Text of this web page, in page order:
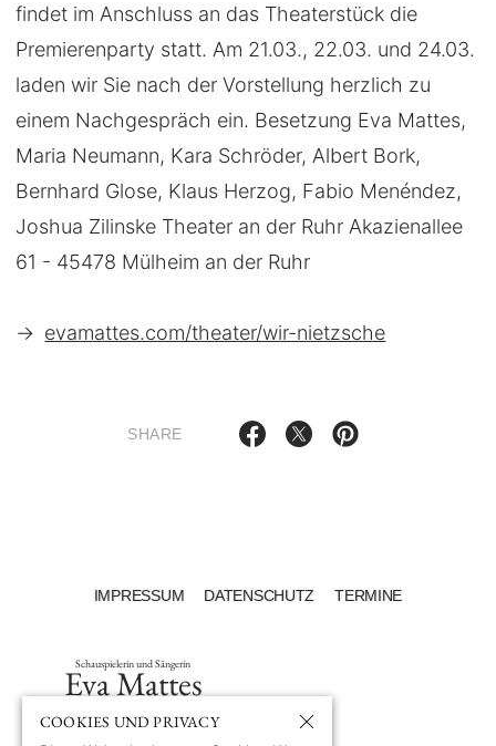
findet im Anschluss an das Theaterstück die
Premierenparty statt. Am 21.03., 22.03. und 24.03.
laden wir Sie nach der Vorstellung herzlich zu
einem Nachgespräch ein. Besetzung Eva Mattes,
Maria Neumann, Kara Schröder, Albert Bork,
Bernhard Glose, Klaus Herzog, Fabio Menéndez,
Joshua Zilinske Theater an der Ruhr Akazienallee
61 - 45478 Mülheim an der Ruhr
→ evamattes.com/theater/wir-nietzsche
SHARE
IMPRESSUM DATENSCHUTZ TERMINE
Schauspielerin und Sängerin
Eva Mattes
COOKIES UND PRIVACY